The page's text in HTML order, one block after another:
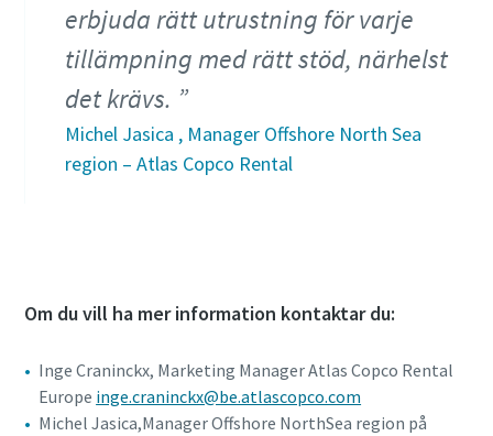
erbjuda rätt utrustning för varje
tillämpning med rätt stöd, närhelst
det krävs.
Michel Jasica , Manager Offshore North Sea
region – Atlas Copco Rental
Om du vill ha mer information kontaktar du:
Inge Craninckx, Marketing Manager Atlas Copco Rental
Europe inge.craninckx@be.atlascopco.com
Michel Jasica,Manager Offshore NorthSea region på